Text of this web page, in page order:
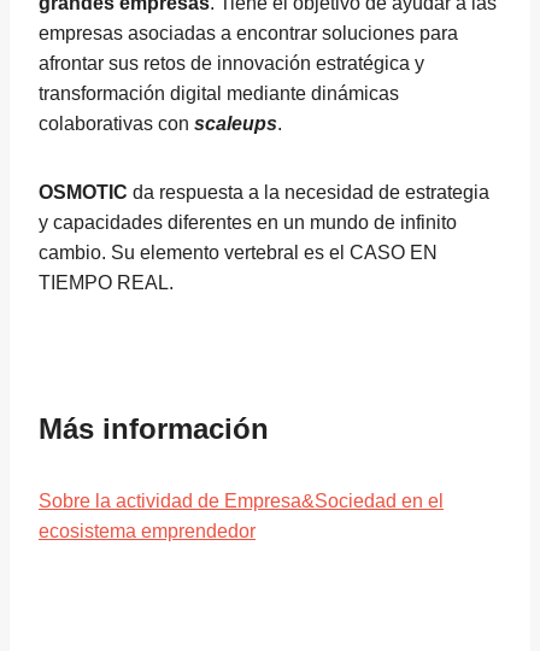
empresas asociadas a encontrar soluciones para
afrontar sus retos de innovación estratégica y
transformación digital mediante dinámicas
colaborativas con scaleups.
OSMOTIC da respuesta a la necesidad de estrategia
y capacidades diferentes en un mundo de infinito
cambio. Su elemento vertebral es el CASO EN
TIEMPO REAL.
Más información
Sobre la actividad de Empresa&Sociedad en el
ecosistema emprendedor